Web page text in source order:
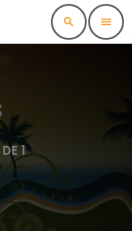
search menu
1